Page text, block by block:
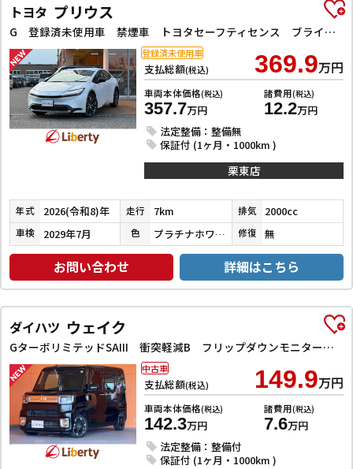
トヨタ プリウス
G 登録済未使用車 禁煙車 トヨタセーフティセンス ブラインドスポットモニター 純正ディスプレイ Bluetooth対応 ETC2．0 アダプティブクルーズコントロール 電子パーキング LEDヘッドライト
支払総額(税込) 369.9万円
車両本体価格(税込)
357.7万円
諸費用(税込)
12.2万円
法定整備：整備無
保証付 (1ヶ月・1000km )
登録済未使用車
栗東店
年式 2026(令和8)年 走行 7km 排気 2000cc
車検 2029年7月 色 プラチナホワイトパールマイカ 修復 無
お問い合わせ 詳細はこちら
ダイハツ ウェイク
GターボリミテッドSAIII 衝突軽減B フリップダウンモニター 純正ナビ Bluetooth対応 パノラマモニター LEDヘッドライト 両側自動ドア フォグライト スマートキー プッシュスタート アイドリングストップ
支払総額(税込) 149.9万円
車両本体価格(税込)
142.3万円
諸費用(税込)
7.6万円
法定整備：整備付
保証付 (1ヶ月・1000km )
中古車